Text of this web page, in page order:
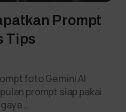
Prompt
Tips
foto Gemini AI
prompt siap pakai